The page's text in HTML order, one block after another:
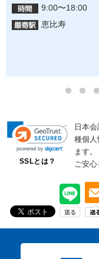
9:00〜18:00
恵比寿
SSLとは？
日本
種個人
ます。
ご安心